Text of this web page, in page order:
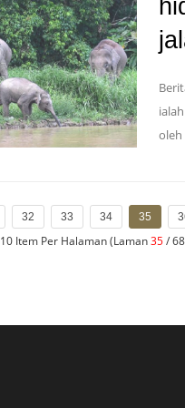
oleh
32 33 34 35
10 Item Per Halaman (Laman35/